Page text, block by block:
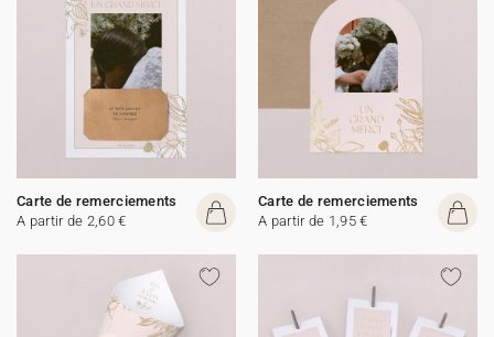
Carte de remerciements
A partir de 2,60 €
Carte de remerciements
A partir de 1,95 €